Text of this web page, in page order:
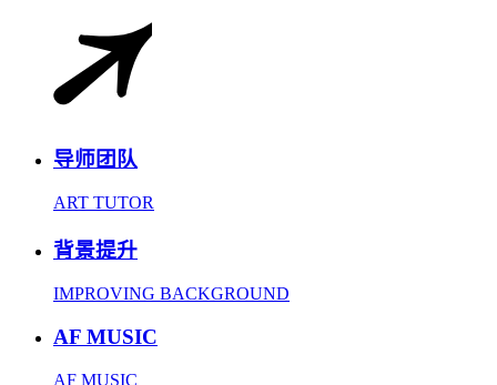
导师团队
ART TUTOR
背景提升
IMPROVING BACKGROUND
AF MUSIC
AF MUSIC